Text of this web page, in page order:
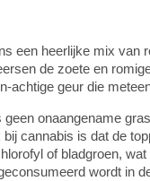
een heerlijke mix van
de zoete en
achtige geur die
onaangename
cannabis is dat de
of bladgroen,
wordt in